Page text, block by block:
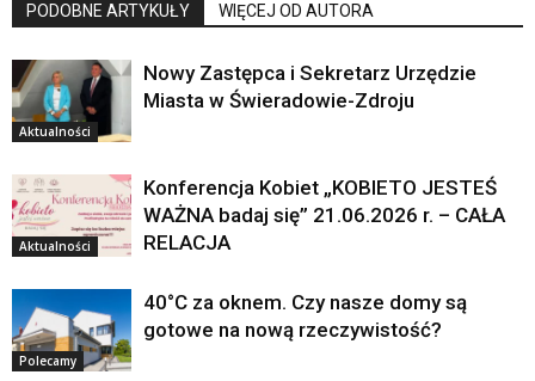
PODOBNE ARTYKUŁY WIĘCEJ OD AUTORA
Aktualności
Nowy Zastępca i Sekretarz Urzędzie
Miasta w Świeradowie-Zdroju
Aktualności
Konferencja Kobiet „KOBIETO JESTEŚ
WAŻNA badaj się” 21.06.2026 r. – CAŁA
RELACJA
Polecamy
40°C za oknem. Czy nasze domy są
gotowe na nową rzeczywistość?